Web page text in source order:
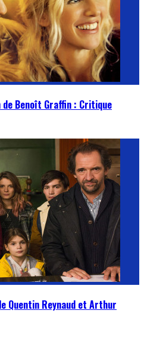
de Benoît Graffin : Critique
Quentin Reynaud et Arthur